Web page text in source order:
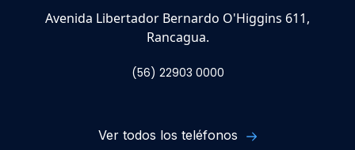
Avenida Libertador Bernardo O'Higgins 611,
Rancagua.
(56) 22903 0000
Ver todos los teléfonos